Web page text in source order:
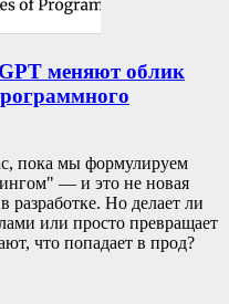
меняют облик
пока мы формулируем
— и это не новая
разработке. Но делает ли
или просто превращает
что попадает в прод?